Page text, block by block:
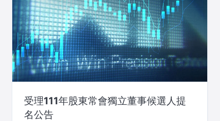
受理111年股東常會獨立董事候選人提
名公告